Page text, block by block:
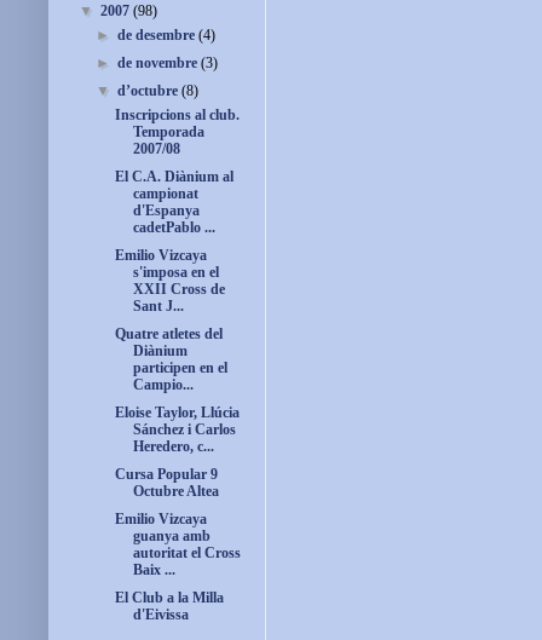
▼ 2007 (98)
►de desembre(4)
►de novembre(3)
▼d’octubre(8)
Inscripcions al club.
Temporada
2007/08
El C.A. Diànium al
campionat
d'Espanya
cadetPablo ...
Emilio Vizcaya
s'imposa en el
XXII Cross de
Sant J...
Quatre atletes del
Diànium
participen en el
Campio...
Eloise Taylor, Llúcia
Sánchez i Carlos
Heredero, c...
Cursa Popular 9
Octubre Altea
Emilio Vizcaya
guanya amb
autoritat el Cross
Baix ...
El Club a la Milla
d'Eivissa